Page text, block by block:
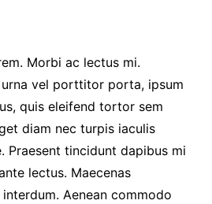
Morbi ac lectus mi.
vel porttitor porta, ipsum
quis eleifend tortor sem
diam nec turpis iaculis
Praesent tincidunt dapibus mi
lectus. Maecenas
Aenean commodo